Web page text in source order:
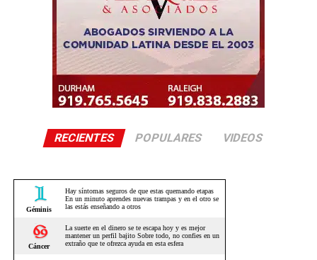
RECIENTES POPULARES VIDEOS